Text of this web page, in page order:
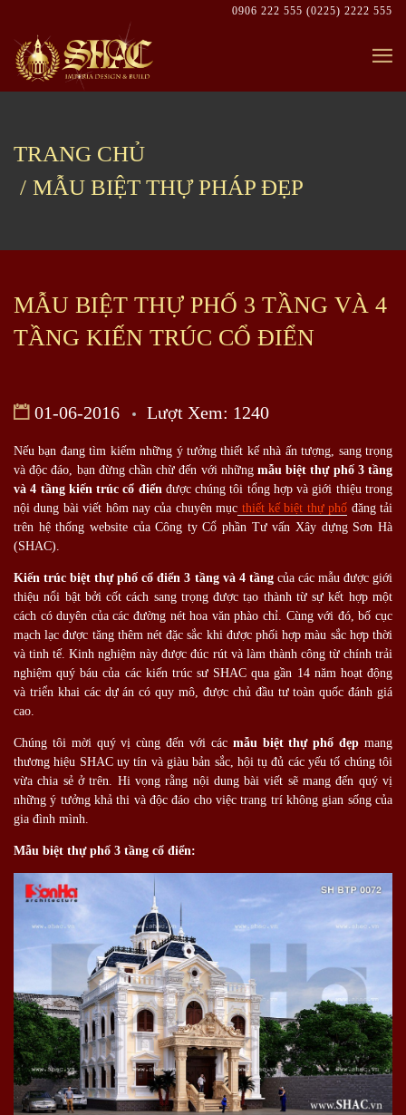
content
0906 222 555 (0225) 2222 555
TRANG CHỦ
MẪU BIỆT THỰ PHÁP ĐẸP
MẪU BIỆT THỰ PHỐ 3 TẦNG VÀ 4
TẦNG KIẾN TRÚC CỔ ĐIỂN
01-06-2016 Lượt Xem: 1240
Nếu bạn đang tìm kiếm những ý tưởng thiết kế nhà ấn tượng, sang trọng
và độc đáo, bạn đừng chần chừ đến với nhữngmẫu biệt thự phố 3 tầng
và 4 tầng kiến trúc cổ điểnđược chúng tôi tổng hợp và giới thiệu trong
nội dung bài viết hôm nay của chuyên mục thiết kế biệt thự phố đăng tải
trên hệ thống website của Công ty Cổ phần Tư vấn Xây dựng Sơn Hà
(SHAC).
Kiến trúc biệt thự phố cổ điển 3 tầng và 4 tầngcủa các mẫu được giới
thiệu nổi bật bởi cốt cách sang trọng được tạo thành từ sự kết hợp một
cách có duyên của các đường nét hoa văn phào chỉ. Cùng với đó, bố cục
mạch lạc được tăng thêm nét đặc sắc khi được phối hợp màu sắc hợp thời
và tinh tế. Kinh nghiệm này được đúc rút và làm thành công từ chính trải
nghiệm quý báu của các kiến trúc sư SHAC qua gần 14 năm hoạt động
và triển khai các dự án có quy mô, được chủ đầu tư toàn quốc đánh giá
cao.
Chúng tôi mời quý vị cùng đến với cácmẫu biệt thự phố đẹp mang
thương hiệu SHAC uy tín và giàu bản sắc, hội tụ đủ các yếu tố chúng tôi
vừa chia sẻ ở trên. Hi vọng rằng nội dung bài viết sẽ mang đến quý vị
những ý tưởng khả thi và độc đáo cho việc trang trí không gian sống của
gia đình mình.
Mẫu biệt thự phố 3 tầng cổ điển: